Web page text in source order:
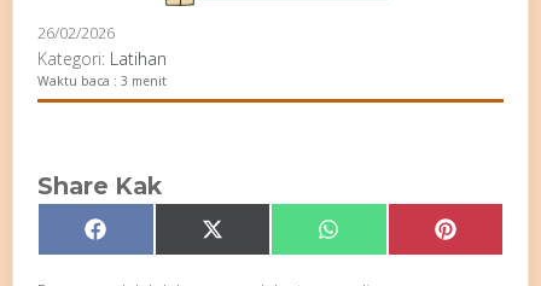
26/02/2026
Kategori: Latihan
Waktu baca : 3 menit
Share Kak
Share
on
Facebook Share
on
X
(Twitter)
Share
on
WhatsApp Share
on
Pinterest